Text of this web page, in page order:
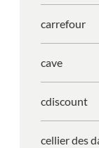
carrefour
cave
cdiscount
cellier des